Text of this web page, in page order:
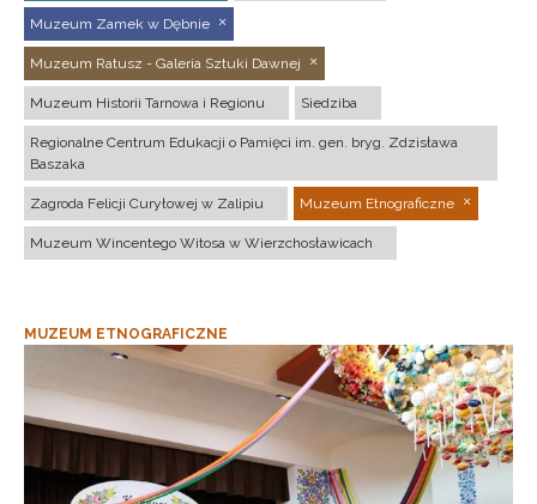
Muzeum Zamek w Dębnie
Muzeum Ratusz - Galeria Sztuki Dawnej
Muzeum Historii Tarnowa i Regionu Siedziba
Regionalne Centrum Edukacji o Pamięci im. gen. bryg. Zdzisława
Baszaka
Zagroda Felicji Curyłowej w Zalipiu Muzeum Etnograficzne
Muzeum Wincentego Witosa w Wierzchosławicach
MUZEUM ETNOGRAFICZNE